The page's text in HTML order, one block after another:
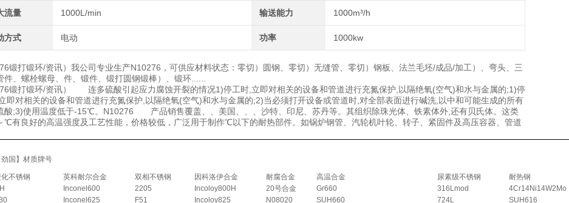
流量 1000L/min 输送能力 1000m³/h
方式 电动 功率 1000kw
锻打锻环/资讯）我公司专业生产N10276，可供应材料状态：零切）圆钢、零切）无缝管、零切）钢板、法兰毛坯/成品/加工）、弯头、三
件、螺栓螺母、件、锻件、锻打圆钢锻棒）、锻环......
锻打锻环/资讯） 连多硫酸引起应力腐蚀开裂的情况1)停工时,立即对相关的设备和管道进行充氮保护,以隔绝氧(空气)和水与金属的;1)停
即对相关的设备和管道进行充氮保护,以隔绝氧(空气)和水与金属的;2)当必须打开设备或管道时,对全部表面进行碱洗,以中和可能生成的所有
酸;3)使用温度低于-15℃。N10276 产品销售覆盖、、美国、、、沙特、印尼、苏丹等。其组织除珠光体、铁素体外,还有贝氏体。这类
℃有良好的高温强度及工艺性能，价格较低，广泛用于制作℃以下的耐热部件。如锅炉钢管、汽轮机叶轮、转子、紧固件及高压容器、管道
劲国】材质牌号
不锈钢 英科耐尔合金 双相不锈钢 因科洛伊合金 耐腐合金 高温合金 尿素级不锈钢
耐热钢
Inconel600 2205 Incoloy800H 20号合金 Gr660 316Lmod
4Cr14Ni14W2Mo
Inconel625 F51 Incoloy825 N08020 SUH660 724L
SUH616